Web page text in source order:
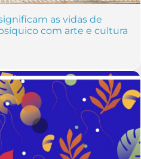
as vidas de
com arte e cultura